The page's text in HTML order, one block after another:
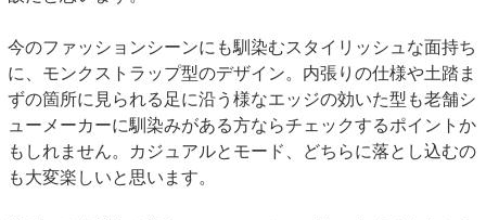
今のファッションシーンにも馴染むスタイリッシュな面持ち
に、モンクストラップ型のデザイン。内張りの仕様や土踏ま
ずの箇所に見られる足に沿う様なエッジの効いた型も老舗シ
ューメーカーに馴染みがある方ならチェックするポイントか
もしれません。カジュアルとモード、どちらに落とし込むの
も大変楽しいと思います。